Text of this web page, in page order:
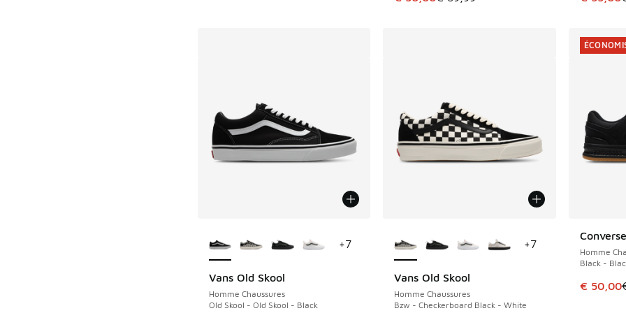
Vans Old Skool
Homme Chaussures
Old Skool - Old Skool - Black
+7
Vans Old Skool
Homme Chaussures
Bzw - Checkerboard Black - White
+7
Homme
Black -
Cet
€ 50,00